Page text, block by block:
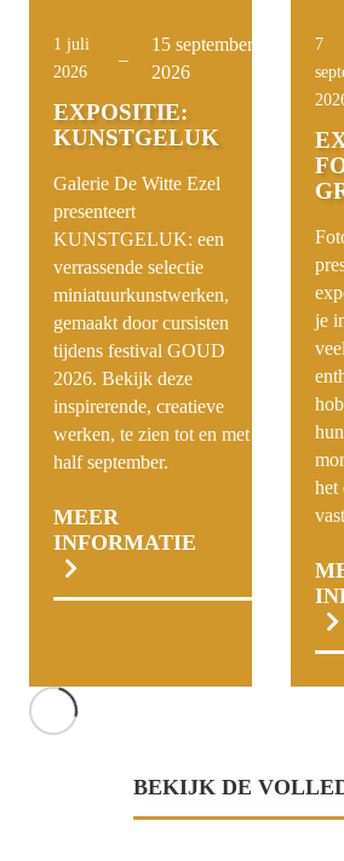
1 juli
2026
–
15 september
2026
EXPOSITIE:
KUNSTGELUK
Galerie De Witte Ezel
presenteert
KUNSTGELUK: een
verrassende selectie
miniatuurkunstwerken,
gemaakt door cursisten
tijdens festival GOUD
2026. Bekijk deze
inspirerende, creatieve
werken, te zien tot en met
half september.
MEER
INFORMATIE
7
je
het
BEKIJK DE